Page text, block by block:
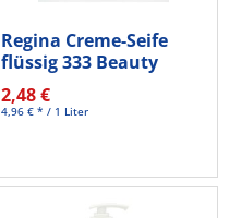
Regina Creme-Seife
flüssig 333 Beauty
Flower 500ml
2,48 €
4,96 € * / 1 Liter